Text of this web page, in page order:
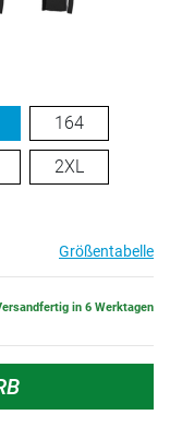
164
2XL
Größentabelle
in 6 Werktagen